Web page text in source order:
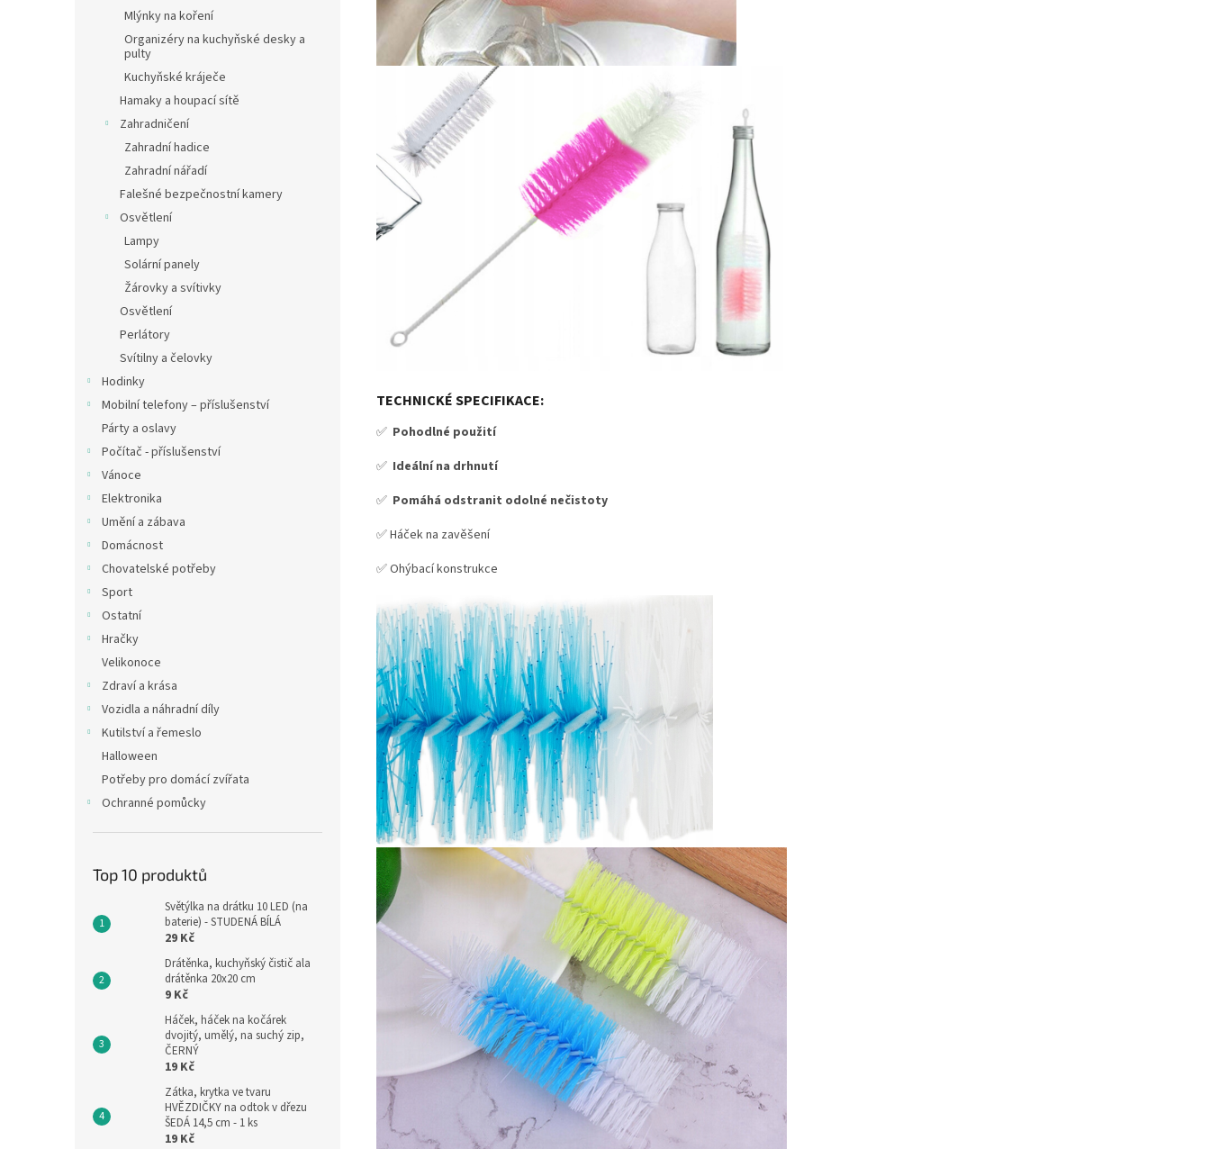
Mlýnky na koření
Organizéry na kuchyňské desky a
pulty
Kuchyňské kráječe
Hamaky a houpací sítě
Zahradničení
Zahradní hadice
Zahradní nářadí
Falešné bezpečnostní kamery
Osvětlení
Lampy
Solární panely
Žárovky a svítivky
Osvětlení
Perlátory
Svítilny a čelovky
Hodinky
Mobilní telefony – příslušenství
Párty a oslavy
Počítač - příslušenství
Vánoce
Elektronika
Umění a zábava
Domácnost
Chovatelské potřeby
Sport
Ostatní
Hračky
Velikonoce
Zdraví a krása
Vozidla a náhradní díly
Kutilství a řemeslo
Halloween
Potřeby pro domácí zvířata
Ochranné pomůcky
Top 10 produktů
Světýlka na drátku 10 LED (na
baterie) - STUDENÁ BÍLÁ
29 Kč
Drátěnka, kuchyňský čistič ala
drátěnka 20x20 cm
9 Kč
Háček, háček na kočárek
dvojitý, umělý, na suchý zip,
ČERNÝ
19 Kč
Zátka, krytka ve tvaru
HVĚZDIČKY na odtok v dřezu
ŠEDÁ 14,5 cm - 1 ks
19 Kč
TECHNICKÉ SPECIFIKACE:
✅ Pohodlné použití
✅ Ideální na drhnutí
✅ Pomáhá odstranit odolné nečistoty
✅ Háček na zavěšení
✅ Ohýbací konstrukce